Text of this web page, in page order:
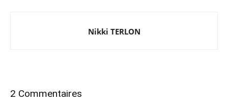
Nikki TERLON
2 Commentaires